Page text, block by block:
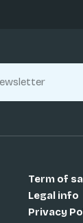
Term of
Legal info
Privacy